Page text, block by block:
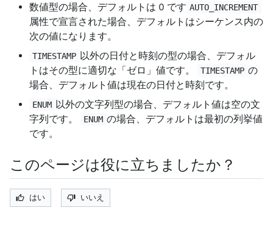
数値型の場合、デフォルトは 0 です AUTO_INCREMENT
属性で宣言された場合、デフォルトはシーケンス内の
次の値になります。
TIMESTAMP 以外の日付と時刻の型の場合、デフォル
トはその型に適切な「ゼロ」値です。
TIMESTAMP の
場合、デフォルト値は現在の日付と時刻です。
ENUM 以外の文字列型の場合、デフォルト値は空の文
字列です。
ENUM の場合、デフォルトは最初の列挙値
です。
このページは役に立ちましたか？
はい いいえ